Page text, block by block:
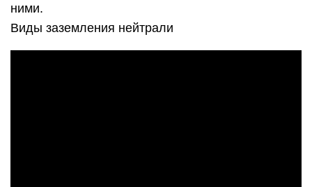
ними.
Виды заземления нейтрали